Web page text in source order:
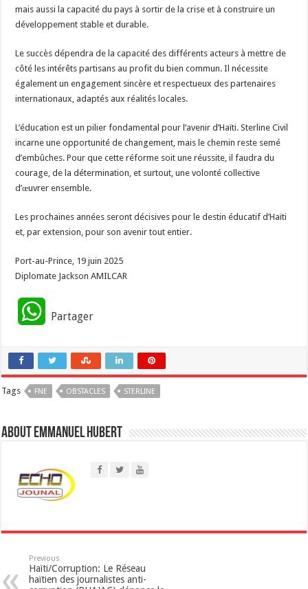
mais aussi la capacité du pays à sortir de la crise et à construire un
développement stable et durable.
Le succès dépendra de la capacité des différents acteurs à mettre de
côté les intérêts partisans au profit du bien commun. Il nécessite
également un engagement sincère et respectueux des partenaires
internationaux, adaptés aux réalités locales.
L’éducation est un pilier fondamental pour l’avenir d’Haïti. Sterline Civil
incarne une opportunité de changement, mais le chemin reste semé
d’embûches. Pour que cette réforme soit une réussite, il faudra du
courage, de la détermination, et surtout, une volonté collective
d’œuvrer ensemble.
Les prochaines années seront décisives pour le destin éducatif d’Haïti
et, par extension, pour son avenir tout entier.
Port-au-Prince, 19 juin 2025
Diplomate Jackson AMILCAR
W
a
t
p
p
Partager
Tags FNE OBSTACLES STERLINE
About Emmanuel Hubert
Previous
Haïti/Corruption: Le Réseau
haïtien des journalistes anti-